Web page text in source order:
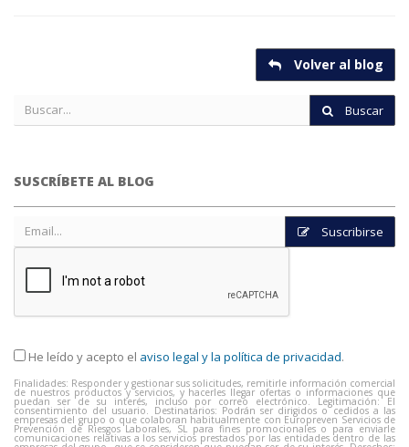
Volver al blog
Buscar
SUSCRÍBETE AL BLOG
Suscribirse
He leído y acepto el aviso legal y la política de privacidad.
Finalidades: Responder y gestionar sus solicitudes, remitirle información comercial
de nuestros productos y servicios, y hacerles llegar ofertas o informaciones que
puedan ser de su interés, incluso por correo electrónico. Legitimación: El
consentimiento del usuario. Destinatarios: Podrán ser dirigidos o cedidos a las
empresas del grupo o que colaboran habitualmente con Europreven Servicios de
Prevención de Riesgos Laborales, SL para fines promocionales o para enviarle
comunicaciones relativas a los servicios prestados por las entidades dentro de las